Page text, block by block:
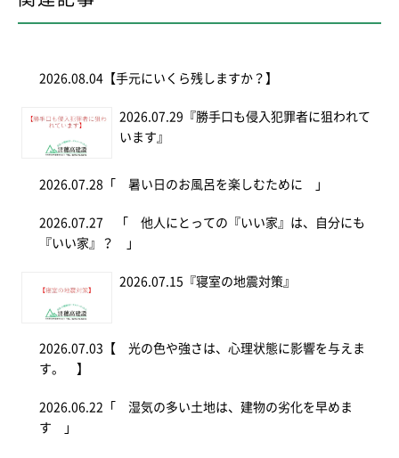
2026.08.04 【手元にいくら残しますか？】
2026.07.29 『勝手口も侵入犯罪者に狙われて
います』
2026.07.28 「 暑い日のお風呂を楽しむために 」
2026.07.27 「 他人にとっての『いい家』は、自分にも
『いい家』？ 」
2026.07.15 『寝室の地震対策』
2026.07.03 【 光の色や強さは、心理状態に影響を与えま
す。 】
2026.06.22 「 湿気の多い土地は、建物の劣化を早めま
す 」